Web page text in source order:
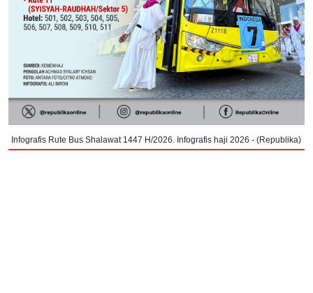
Infografis Rute Bus Shalawat 1447 H/2026. Infografis haji 2026 - (Republika)